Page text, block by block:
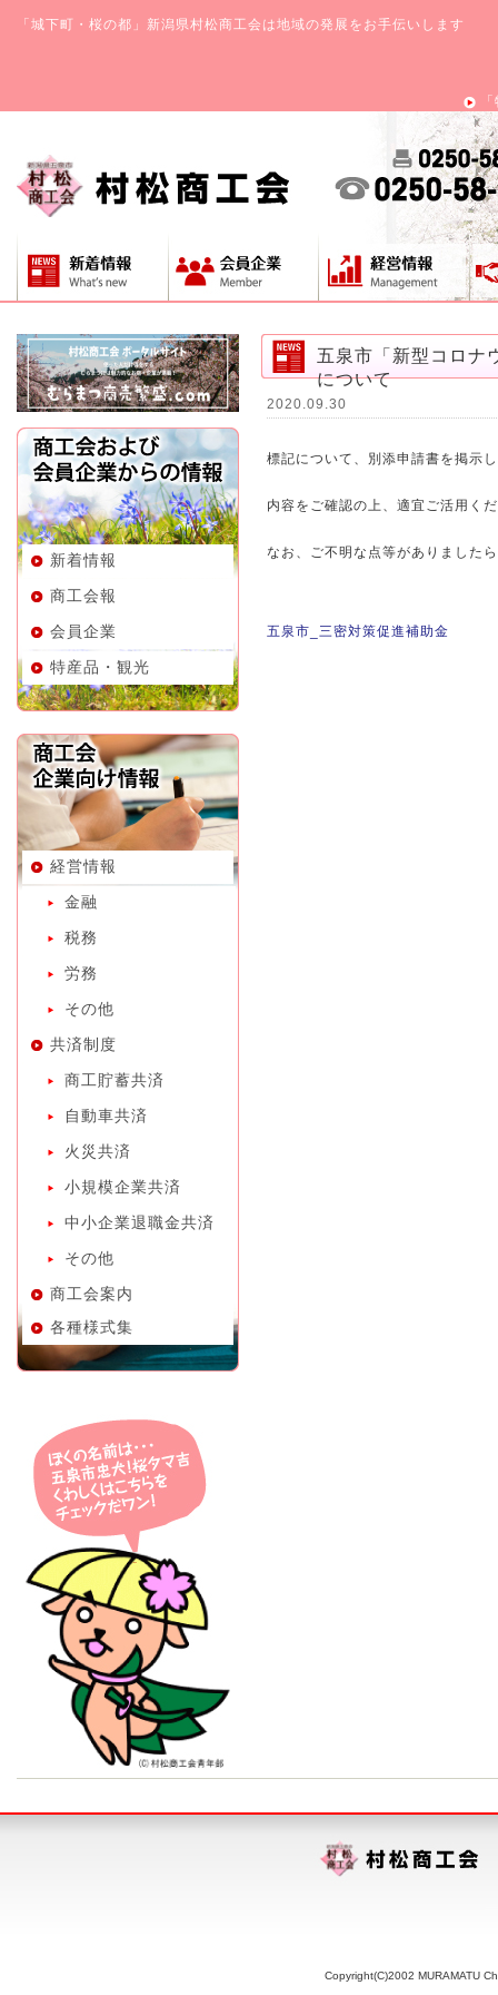
「城下町・桜の都」新潟県村松商工会は地域の発展をお手伝いします
新着情報
商工会報
会員企業
特産品・観光
経営情報
金融
税務
労務
その他
共済制度
商工貯蓄共済
自動車共済
火災共済
小規模企業共済
中小企業退職金共済
その他
商工会案内
各種様式集
五泉市「新型コロナ
について
2020.09.30
標記について、別添申請書を掲示
内容をご確認の上、適宜ご活用く
なお、ご不明な点等がありました
五泉市_三密対策促進補助金
Copyright(C)2002 MURAMATU